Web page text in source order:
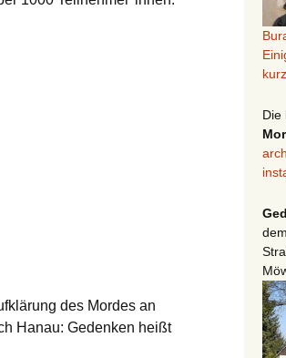
des Mordes an
Hanau: Gedenken heißt
Die